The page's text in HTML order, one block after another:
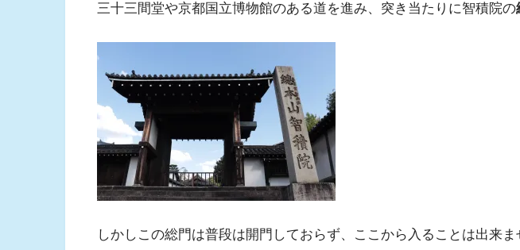
三十三間堂や京都国立博物館のある道を進み、突き当たりに智積院の
しかしこの総門は普段は開門しておらず、ここから入ることは出来